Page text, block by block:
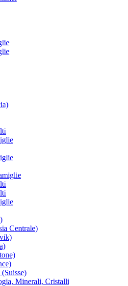
Centrale)
Minerali, Cristalli